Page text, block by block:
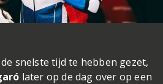
snelste tijd te hebben gezet,
later op de dag over op een